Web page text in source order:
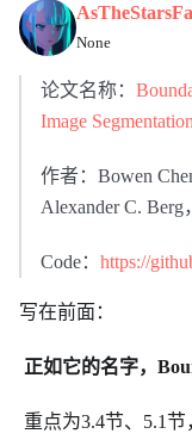
None
论文名称：
Image
作者：Bowen
Alexander C.
Code： https://
写在前面：
正如它的名字，
重点为3.4节、5.1